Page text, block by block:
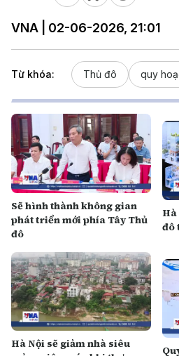
VNA | 02-06-2026, 21:01
Từ khóa: Thủ đô quy
Sẽ hình thành không gian
phát triển mới phía Tây Thủ
đô
đô
Hà Nội sẽ giảm nhà siêu